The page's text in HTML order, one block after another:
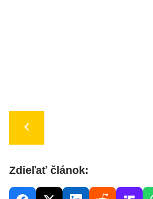
Zdieľať článok: